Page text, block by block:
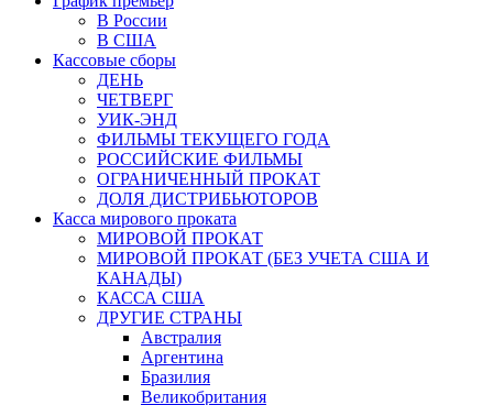
В России
В США
Кассовые сборы
ДЕНЬ
ЧЕТВЕРГ
УИК-ЭНД
ФИЛЬМЫ ТЕКУЩЕГО ГОДА
РОССИЙСКИЕ ФИЛЬМЫ
ОГРАНИЧЕННЫЙ ПРОКАТ
ДОЛЯ ДИСТРИБЬЮТОРОВ
Касса мирового проката
МИРОВОЙ ПРОКАТ
МИРОВОЙ ПРОКАТ (БЕЗ УЧЕТА США И
КАНАДЫ)
КАССА США
ДРУГИЕ СТРАНЫ
Австралия
Аргентина
Бразилия
Великобритания